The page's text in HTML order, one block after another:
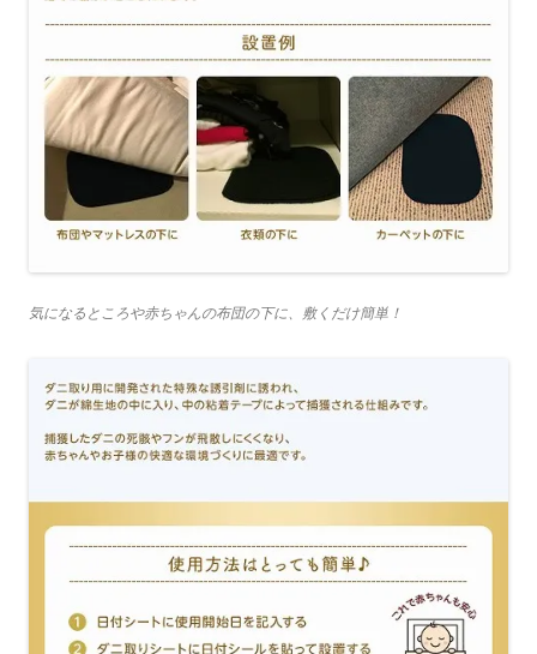
気になるところや赤ちゃんの布団の下に、敷くだけ簡単！